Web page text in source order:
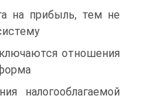
на прибыль, тем не
отношения
налогооблагаемой